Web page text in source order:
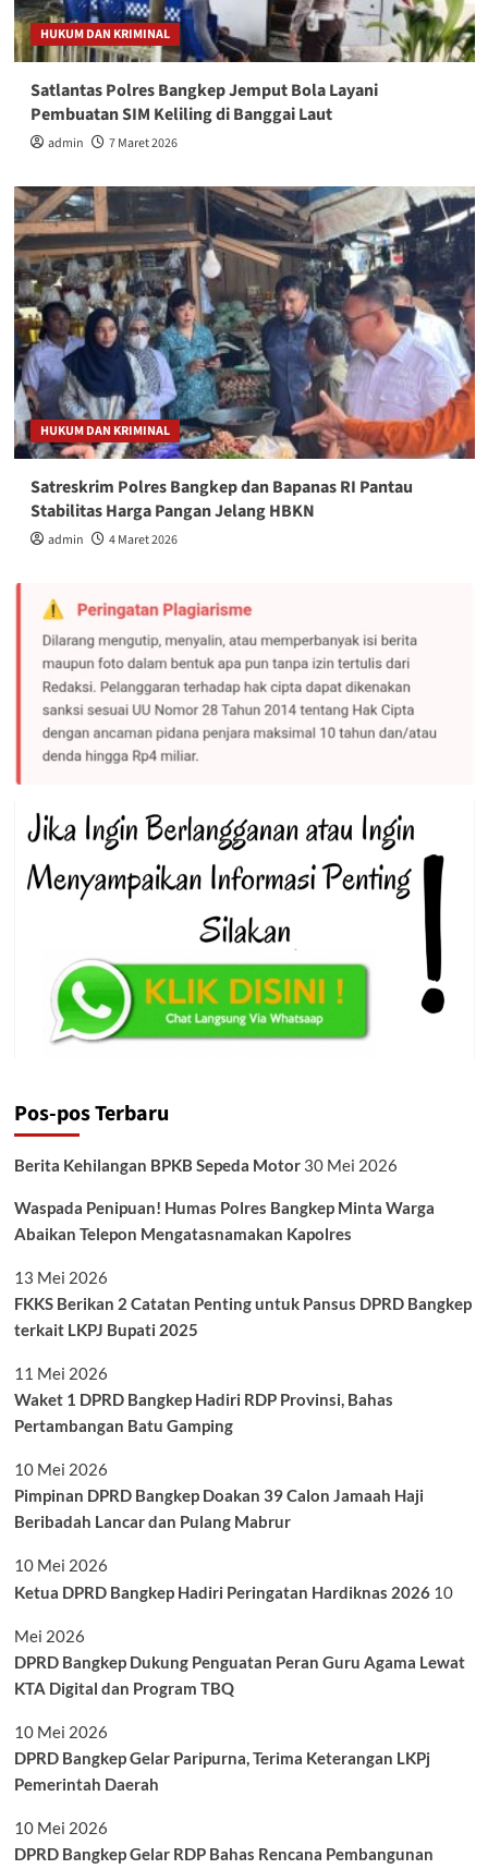
HUKUM DAN KRIMINAL
Satlantas Polres Bangkep Jemput Bola Layani
Pembuatan SIM Keliling di Banggai Laut
admin 7 Maret 2026
HUKUM DAN KRIMINAL
Satreskrim Polres Bangkep dan Bapanas RI Pantau
Stabilitas Harga Pangan Jelang HBKN
admin 4 Maret 2026
Pos-pos Terbaru
Berita Kehilangan BPKB Sepeda Motor 30 Mei 2026
Waspada Penipuan! Humas Polres Bangkep Minta Warga
Abaikan Telepon Mengatasnamakan Kapolres
13 Mei 2026
FKKS Berikan 2 Catatan Penting untuk Pansus DPRD Bangkep
terkait LKPJ Bupati 2025
11 Mei 2026
Waket 1 DPRD Bangkep Hadiri RDP Provinsi, Bahas
Pertambangan Batu Gamping
10 Mei 2026
Pimpinan DPRD Bangkep Doakan 39 Calon Jamaah Haji
Beribadah Lancar dan Pulang Mabrur
10 Mei 2026
Ketua DPRD Bangkep Hadiri Peringatan Hardiknas 2026 10
Mei 2026
DPRD Bangkep Dukung Penguatan Peran Guru Agama Lewat
KTA Digital dan Program TBQ
10 Mei 2026
DPRD Bangkep Gelar Paripurna, Terima Keterangan LKPj
Pemerintah Daerah
10 Mei 2026
DPRD Bangkep Gelar RDP Bahas Rencana Pembangunan